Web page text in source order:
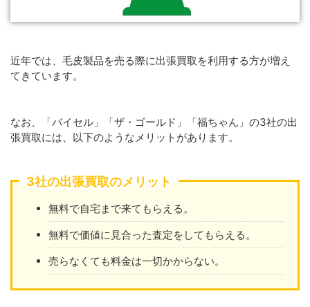
近年では、毛皮製品を売る際に出張買取を利用する方が増え
てきています。
なお、「バイセル」「ザ・ゴールド」「福ちゃん」の3社の出
張買取には、以下のようなメリットがあります。
3社の出張買取のメリット
無料で自宅まで来てもらえる。
無料で価値に見合った査定をしてもらえる。
売らなくても料金は一切かからない。